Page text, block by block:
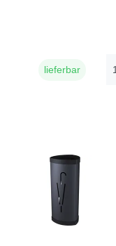
lieferbar